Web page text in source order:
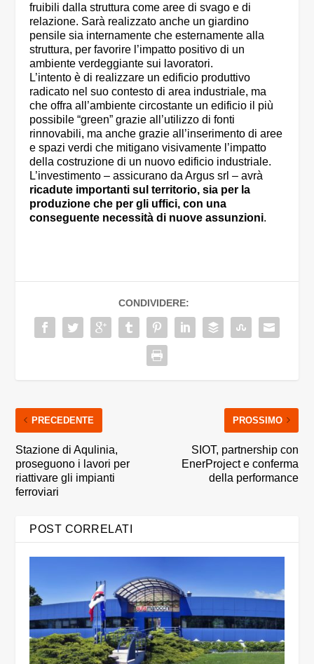
fruibili dalla struttura come aree di svago e di
relazione. Sarà realizzato anche un giardino
pensile sia internamente che esternamente alla
struttura, per favorire l’impatto positivo di un
ambiente verdeggiante sui lavoratori.
L’intento è di realizzare un edificio produttivo
radicato nel suo contesto di area industriale, ma
che offra all’ambiente circostante un edificio il più
possibile “green” grazie all’utilizzo di fonti
rinnovabili, ma anche grazie all’inserimento di aree
e spazi verdi che mitigano visivamente l’impatto
della costruzione di un nuovo edificio industriale.
L’investimento – assicurano da Argus srl – avrà
ricadute importanti sul territorio, sia per la
produzione che per gli uffici, con una
conseguente necessità di nuove assunzioni.
CONDIVIDERE:
PRECEDENTE
Stazione di Aqulinia,
proseguono i lavori per
riattivare gli impianti
ferroviari
PROSSIMO
SIOT, partnership con
EnerProject e conferma
della performance
POST CORRELATI